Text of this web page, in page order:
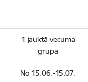
1 jauktā vecuma
grupa
No 15.06.-15.07.